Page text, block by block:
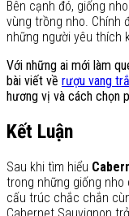
Bên cạnh đó, giống
vùng trồng nho. Chính
những người yêu thích
Với những ai mới làm
bài viết về rượu vang
hương vị và cách chọn
Kết Luận
Sau khi tìm hiểu
trong những giống nho
cấu trúc chắc chắn